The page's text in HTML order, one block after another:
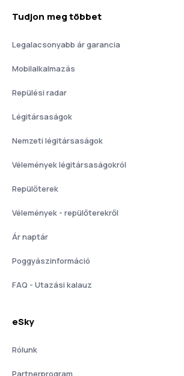
Tudjon meg többet
Legalacsonyabb ár garancia
Mobilalkalmazás
Repülési radar
Légitársaságok
Nemzeti légitársaságok
Vélemények légitársaságokról
Repülőterek
Vélemények - repülőterekről
Ár naptár
Poggyászinformáció
FAQ - Utazási kalauz
eSky
Rólunk
Partnerprogram